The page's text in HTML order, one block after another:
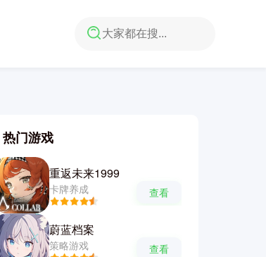
热门游戏
重返未来1999
卡牌养成 查看
蔚蓝档案
策略游戏 查看